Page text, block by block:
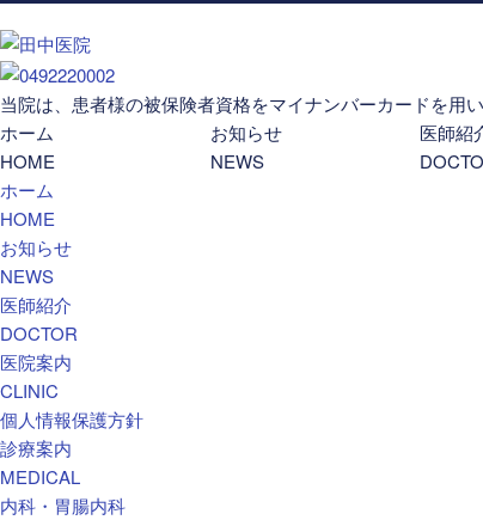
当院は、患者様の被保険者資格をマイナンバーカードを用
ホーム
HOME
お知らせ
NEWS
医師紹
ホーム
HOME
お知らせ
NEWS
医師紹介
DOCTOR
医院案内
CLINIC
個人情報保護方針
診療案内
MEDICAL
内科・胃腸内科